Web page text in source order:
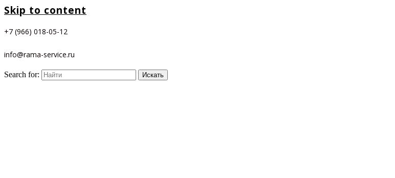
Skip to content
+7 (966) 018-05-12
info@rama-service.ru
Search for: